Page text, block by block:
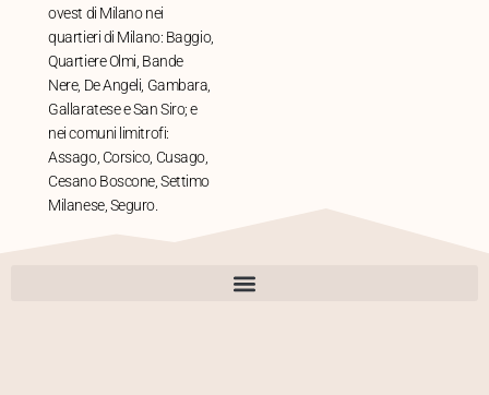
ovest di Milano nei
quartieri di Milano: Baggio,
Quartiere Olmi, Bande
Nere, De Angeli, Gambara,
Gallaratese e San Siro; e
nei comuni limitrofi:
Assago, Corsico, Cusago,
Cesano Boscone, Settimo
Milanese, Seguro.